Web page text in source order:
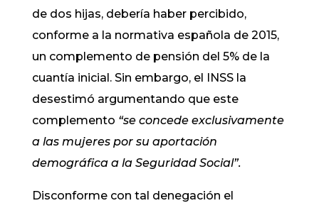
de dos hijas, debería haber percibido,
conforme a la normativa española de 2015,
un complemento de pensión del 5% de la
cuantía inicial. Sin embargo, el INSS la
desestimó argumentando que este
complemento “se concede exclusivamente
a las mujeres por su aportación
demográfica a la Seguridad Social”.
Disconforme con tal denegación el